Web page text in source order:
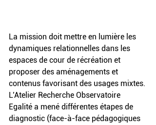
La mission doit mettre en lumière les
dynamiques relationnelles dans les
espaces de cour de récréation et
proposer des aménagements et
contenus favorisant des usages mixtes.
L’Atelier Recherche Observatoire
Egalité a mené différentes étapes de
diagnostic (face-à-face pédagogiques